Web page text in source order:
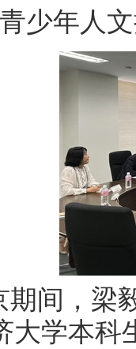
少年人
期间，梁
大学本科